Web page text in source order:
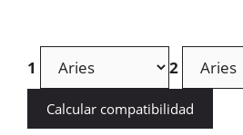
1 2
Calcular compatibilidad